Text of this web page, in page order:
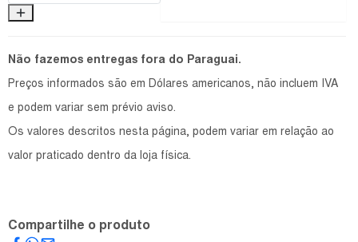
Não fazemos entregas fora do Paraguai.
Preços informados são em Dólares americanos, não incluem IVA
e podem variar sem prévio aviso.
Os valores descritos nesta página, podem variar em relação ao
valor praticado dentro da loja física.
Compartilhe o produto